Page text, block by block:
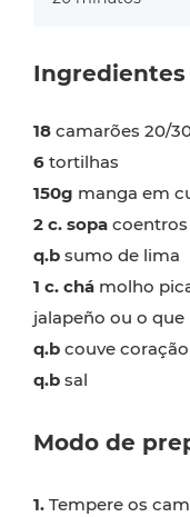
Ingredientes
18 camarões 20/
6 tortilhas
150g manga em
2 c. sopa
q.b sumo de lima
1 c. chá molho
jalapeño ou o que
q.b couve
q.b sal
Modo de
1. Tempere os